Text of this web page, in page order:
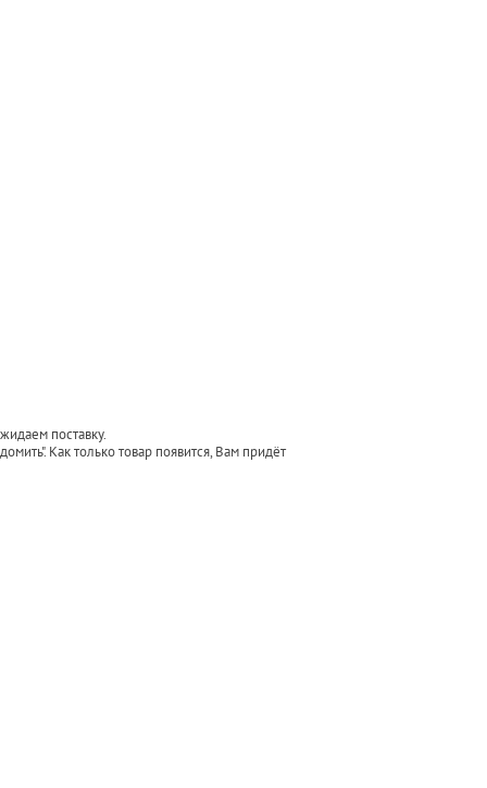
поставку.
Как только товар появится, Вам придёт